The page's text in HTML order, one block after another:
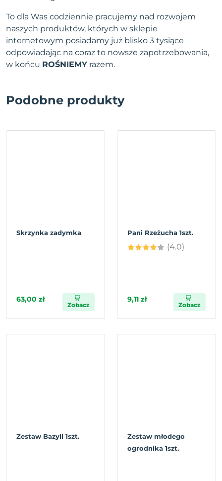
To dla Was codziennie pracujemy nad rozwojem
naszych produktów, których w sklepie
internetowym posiadamy już blisko 3 tysiące
odpowiadając na coraz to nowsze zapotrzebowania,
w końcu ROŚNIEMY razem.
Podobne produkty
Skrzynka zadymka
63,00 zł
Zobacz
Pani Rzeżucha 1szt.
(4.0)
9,11 zł
Zobacz
Zestaw Bazyli 1szt.
Zestaw młodego
ogrodnika 1szt.